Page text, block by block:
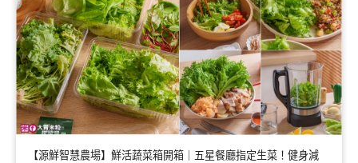
【源鮮智慧農場】鮮活蔬菜箱開箱｜五星餐廳指定生菜！健身減